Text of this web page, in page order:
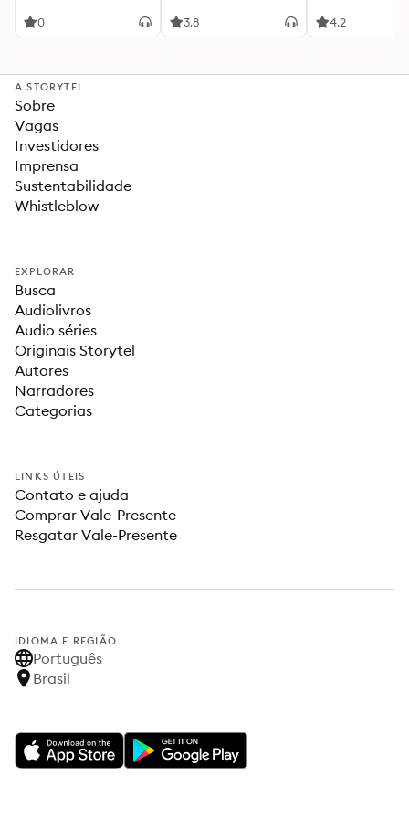
0 3.8 4.2
A STORYTEL
Sobre
Vagas
Investidores
Imprensa
Sustentabilidade
Whistleblow
EXPLORAR
Busca
Audiolivros
Audio séries
Originais Storytel
Autores
Narradores
Categorias
LINKS ÚTEIS
Contato e ajuda
Comprar Vale-Presente
Resgatar Vale-Presente
IDIOMA E REGIÃO
Português
Brasil